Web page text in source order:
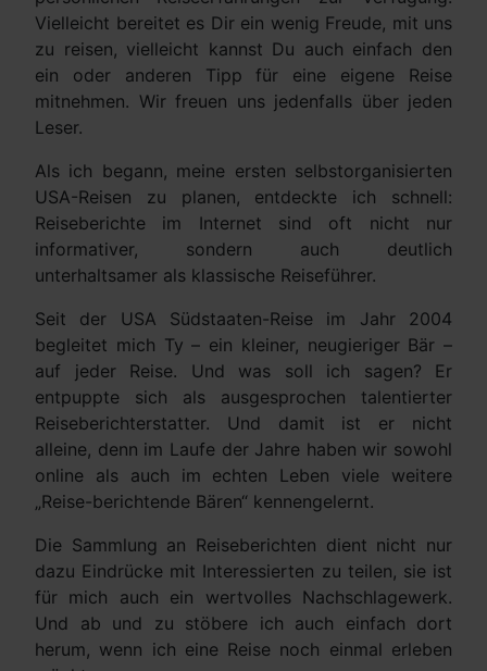
Vielleicht bereitet es Dir ein wenig Freude, mit uns
zu reisen, vielleicht kannst Du auch einfach den
ein oder anderen Tipp für eine eigene Reise
mitnehmen. Wir freuen uns jedenfalls über jeden
Leser.
Als ich begann, meine ersten selbstorganisierten
USA-Reisen zu planen, entdeckte ich schnell:
Reiseberichte im Internet sind oft nicht nur
informativer, sondern auch deutlich
unterhaltsamer als klassische Reiseführer.
Seit der USA Südstaaten-Reise im Jahr 2004
begleitet mich Ty – ein kleiner, neugieriger Bär –
auf jeder Reise. Und was soll ich sagen? Er
entpuppte sich als ausgesprochen talentierter
Reiseberichterstatter. Und damit ist er nicht
alleine, denn im Laufe der Jahre haben wir sowohl
online als auch im echten Leben viele weitere
„Reise-berichtende Bären“ kennengelernt.
Die Sammlung an Reiseberichten dient nicht nur
dazu Eindrücke mit Interessierten zu teilen, sie ist
für mich auch ein wertvolles Nachschlagewerk.
Und ab und zu stöbere ich auch einfach dort
herum, wenn ich eine Reise noch einmal erleben